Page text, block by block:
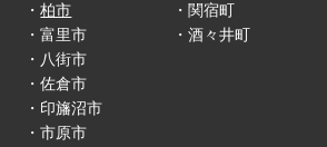
・柏市
・関宿町
・富里市
・八街市
・佐倉市
・印旛沼市
・市原市
・酒々井町